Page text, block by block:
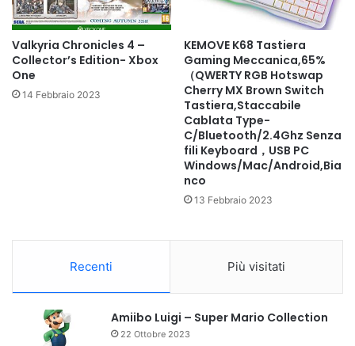
Valkyria Chronicles 4 –
Collector’s Edition- Xbox
One
14 Febbraio 2023
KEMOVE K68 Tastiera
Gaming Meccanica,65%
（QWERTY RGB Hotswap
Cherry MX Brown Switch
Tastiera,Staccabile
Cablata Type-
C/Bluetooth/2.4Ghz Senza
fili Keyboard，USB PC
Windows/Mac/Android,Bia
nco
13 Febbraio 2023
Recenti Più visitati
Amiibo Luigi – Super Mario Collection
22 Ottobre 2023